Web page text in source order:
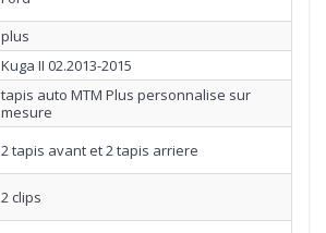
plus
Kuga II 02.2013-2015
tapis auto MTM Plus personnalise sur
mesure
2 tapis avant et 2 tapis arriere
2 clips